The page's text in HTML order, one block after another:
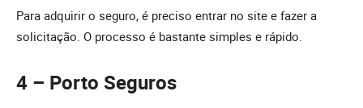
Para adquirir o seguro, é preciso entrar no site e fazer a
solicitação. O processo é bastante simples e rápido.
4 – Porto Seguros